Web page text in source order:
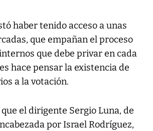
haber tenido acceso a unas
que empañan el proceso
que debe privar en cada
hace pensar la existencia de
a la votación.
el dirigente Sergio Luna, de
por Israel Rodríguez,